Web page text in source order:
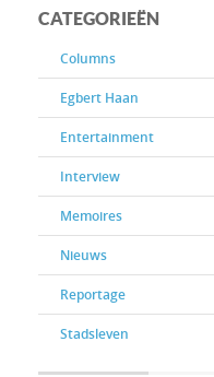
CATEGORIEËN
Columns
Egbert Haan
Entertainment
Interview
Memoires
Nieuws
Reportage
Stadsleven